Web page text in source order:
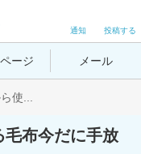
投稿する
通知
ージ メール
使...
毛布今だに手放